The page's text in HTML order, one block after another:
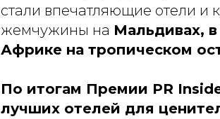
стали впечатляющие отели и
жемчужины на Мальдивах,
Африке на тропическом
По итогам Премии PR
лучших отелей для